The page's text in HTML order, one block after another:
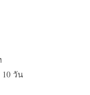
วัน